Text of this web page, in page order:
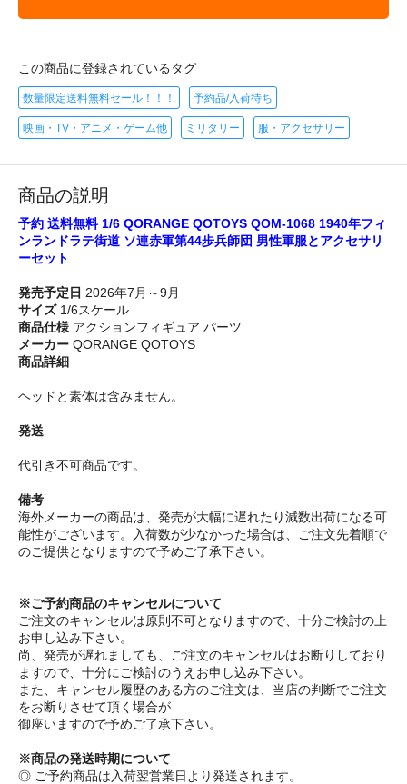
この商品に登録されているタグ
数量限定送料無料セール！！！ 予約品/入荷待ち
映画・TV・アニメ・ゲーム他 ミリタリー 服・アクセサリー
商品の説明
予約 送料無料 1/6 QORANGE QOTOYS QOM-1068 1940年フィ
ンランドラテ街道 ソ連赤軍第44歩兵師団 男性軍服とアクセサリ
ーセット
発売予定日 2026年7月～9月
サイズ1/6スケール
商品仕様 アクションフィギュア パーツ
メーカー QORANGE QOTOYS
商品詳細
ヘッドと素体は含みません。
発送
代引き不可商品です。
備考
海外メーカーの商品は、発売が大幅に遅れたり減数出荷になる可
能性がございます。入荷数が少なかった場合は、ご注文先着順で
のご提供となりますので予めご了承下さい。
※ご予約商品のキャンセルについて
ご注文のキャンセルは原則不可となりますので、十分ご検討の上
お申し込み下さい。
尚、発売が遅れましても、ご注文のキャンセルはお断りしており
ますので、十分にご検討のうえお申し込み下さい。
また、キャンセル履歴のある方のご注文は、当店の判断でご注文
をお断りさせて頂く場合が
御座いますので予めご了承下さい。
※商品の発送時期について
◎ ご予約商品は入荷翌営業日より発送されます。